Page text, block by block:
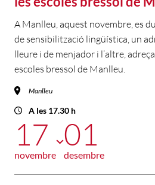
A Manlleu, aquest novembre, es
de sensibilització lingüística, un
lleure i de menjador i l’altre,
escoles bressol de Manlleu.
Manlleu
A les 17.30 h
17
novembre
01
desembre